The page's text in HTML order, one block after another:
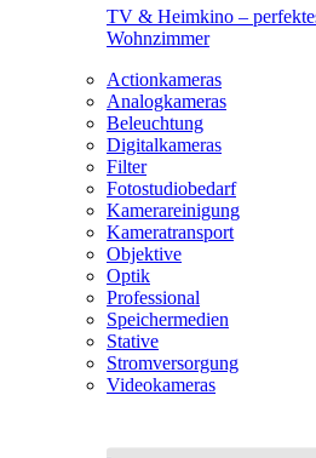
TV & Heimkino –
Wohnzimmer
Actionkameras
Analogkameras
Beleuchtung
Digitalkameras
Filter
Fotostudiobedarf
Kamerareinigung
Kameratransport
Objektive
Optik
Professional
Speichermedien
Stative
Stromversorgung
Videokameras